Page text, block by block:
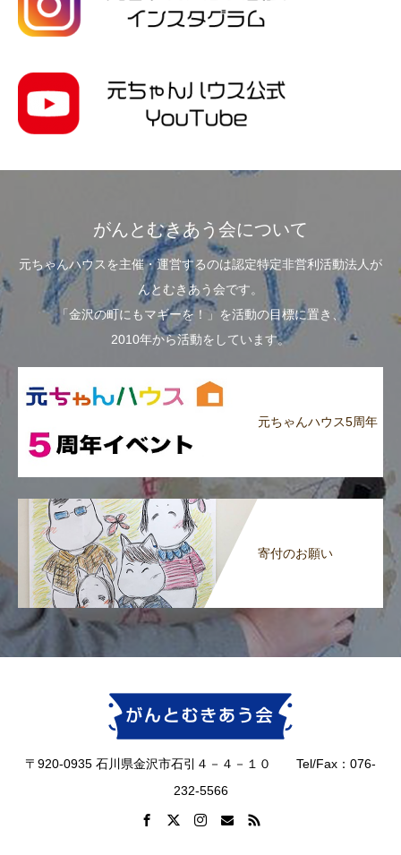
がんとむきあう会について
元ちゃんハウスを主催・運営するのは認定特定非営利活動法人が
んとむきあう会です。
「金沢の町にもマギーを！」を活動の目標に置き、
2010年から活動をしています。
元ちゃんハウス5周年
寄付のお願い
〒920-0935 石川県金沢市石引４－４－１０ Tel/Fax：076-
232-5566